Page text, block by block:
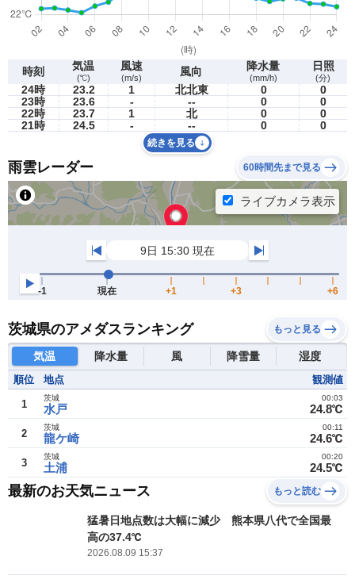
時刻 気温
(℃)
風速
(m/s) 風向 降水量
(mm/h)
日照
(分)
24時 23.2 1 北北東 0
0
23時
23.6 - -- 0
0
22時
23.7 1 北 0
0
21時
24.5 - -- 0 0
続きを見る
雨雲レーダー 60時間先まで見る
茨城県のアメダスランキング もっと見る
気温 降水量 風 降雪量 湿度
順位 地点 観測値
1 水戸
茨城
24.8℃
00:03
2 龍ケ崎
茨城
24.6℃
00:11
3 土浦
茨城
24.5℃
00:20
最新のお天気ニュース もっと読む
猛暑日地点数は大幅に減少 熊本県八代で全国最
高の37.4℃
2026.08.09 15:37